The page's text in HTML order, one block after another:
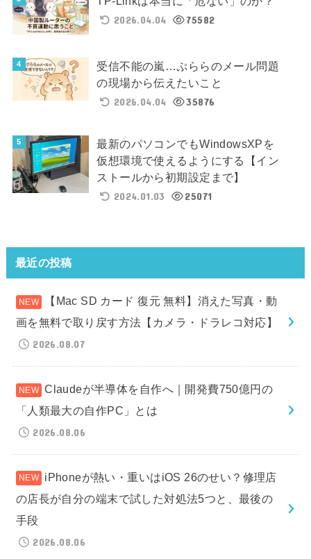
2026.04.04
75582
受信不能の嵐…ぷららのメール問題
の現場から伝えたいこと
2026.04.04
35876
最新のパソコンでもWindowsXPを
仮想環境で使えるようにする【イン
ストールから初期設定まで】
2024.01.03
25071
最近の投稿
【Mac SD カード 復元 無料】消えた写真・動
画を無料で取り戻す方法【カメラ・ドラレコ対応】
2026.08.07
Claudeが半導体を自作へ｜開発費750億円の
「人類最大の自作PC」とは
2026.08.06
iPhoneが熱い・重いはiOS 26のせい？修理店
の店長が自分の端末で試した対処法5つと、最後の
手段
2026.08.06